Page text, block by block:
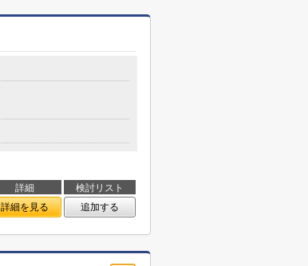
詳細
検討リスト
詳細を見る 追加する